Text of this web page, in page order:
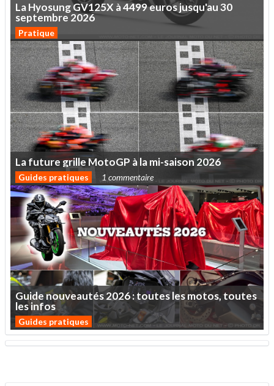
LaHyosungGV125X à4499eurosjusqu'au30
septembre 2026
Pratique
Lafuturegrille MotoGP àlami-saison 2026
Guides pratiques 1 commentaire
Guidenouveautés2026:touteslesmotos,toutes
lesinfos
Guides pratiques